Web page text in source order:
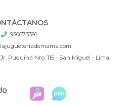
950673391
Puquina Nro. 115 - San Miguel - Lima